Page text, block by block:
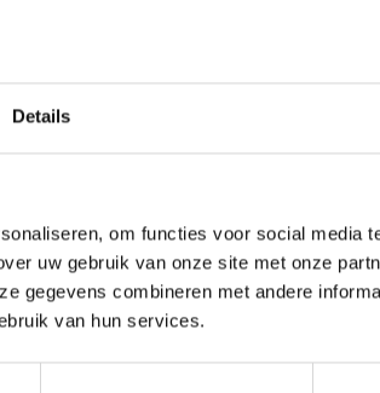
Details
om functies voor social media
uw gebruik van onze site met onze
gegevens combineren met andere
van hun services.
WOONSTIJL
WoonStijl
antraciet